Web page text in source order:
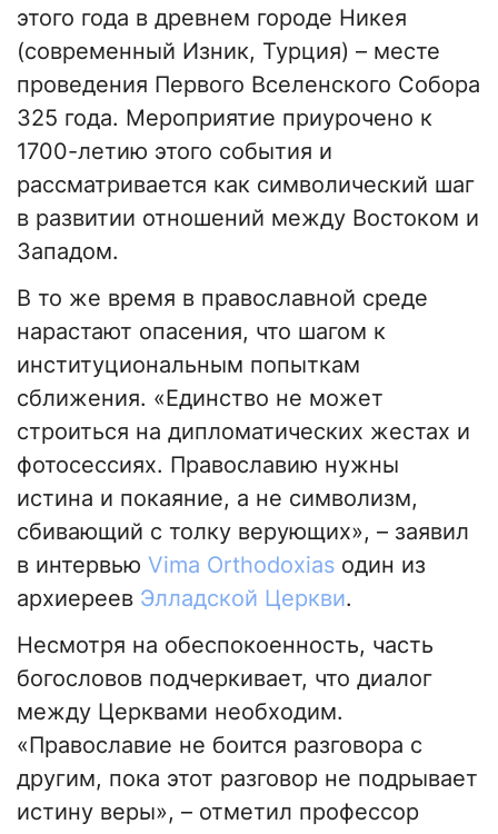
этого года в древнем городе Никея
(современный Изник, Турция) – месте
проведения Первого Вселенского Собора
325 года. Мероприятие приурочено к
1700-летию этого события и
рассматривается как символический шаг
в развитии отношений между Востоком и
Западом.
В то же время в православной среде
нарастают опасения, что шагом к
институциональным попыткам
сближения. «Единство не может
строиться на дипломатических жестах и
фотосессиях. Православию нужны
истина и покаяние, а не символизм,
сбивающий с толку верующих», – заявил
в интервью Vima Orthodoxias один из
архиереев Элладской Церкви.
Несмотря на обеспокоенность, часть
богословов подчеркивает, что диалог
между Церквами необходим.
«Православие не боится разговора с
другим, пока этот разговор не подрывает
истину веры», – отметил профессор